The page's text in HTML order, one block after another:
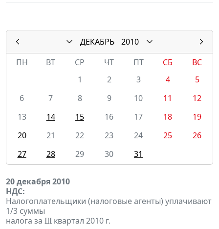
ДЕКАБРЬ
2010
ПН
ВТ СР ЧТ ПТ СБ
ВС
1
2 3 4
5
6
7 8 9 10 11
12
13
14 15 16 17 18
19
20
21 22 23 24 25
26
27
28 29 30 31
20 декабря 2010
НДС:
Налогоплательщики (налоговые агенты) уплачивают
1/3 суммы
налога за III квартал 2010 г.